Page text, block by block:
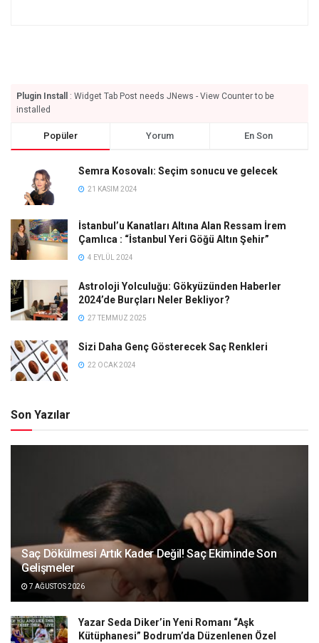
Plugin Install
: Widget Tab Post needs JNews - View Counter to be
installed
Popüler Yorum En Son
Semra Kosovalı: Seçim sonucu ve gelecek
21 KASIM 2024
İstanbul’u Kanatları Altına Alan Ressam İrem
Çamlıca : “İstanbul Yeri Göğü Altın Şehir”
4 EYLÜL 2024
Astroloji Yolculuğu: Gökyüzünden Haberler
2024’de Burçları Neler Bekliyor?
27 TEMMUZ 2025
Sizi Daha Genç Gösterecek Saç Renkleri
22 OCAK 2024
Son Yazılar
Saç Dökülmesi Artık Kader Değil! Saç Ekiminde Son
Gelişmeler
7 AĞUSTOS 2026
Yazar Seda Diker’in Yeni Romanı “Aşk
Kütüphanesi” Bodrum’da Düzenlenen Özel